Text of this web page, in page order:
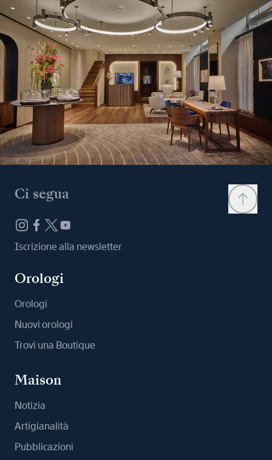
Ci segua
Iscrizione alla newsletter
Orologi
Orologi
Nuovi orologi
Trovi una Boutique
Maison
Notizia
Artigianalità
Pubblicazioni